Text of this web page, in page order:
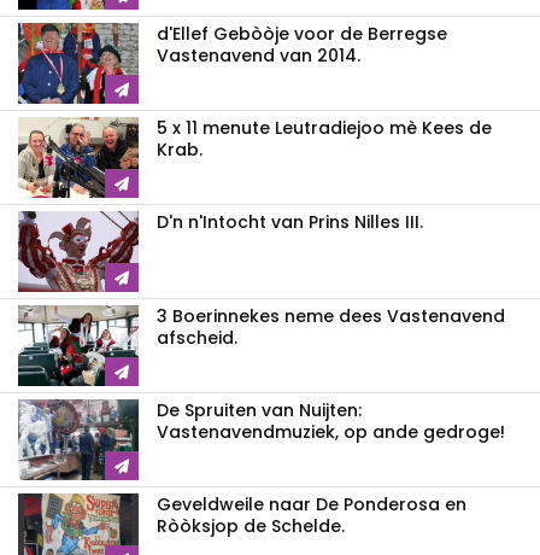
d'Ellef Gebòòje voor de Berregse
Vastenavend van 2014.
5 x 11 menute Leutradiejoo mè Kees de
Krab.
D'n n'Intocht van Prins Nilles III.
3 Boerinnekes neme dees Vastenavend
afscheid.
De Spruiten van Nuijten:
Vastenavendmuziek, op ande gedroge!
Geveldweile naar De Ponderosa en
Ròòksjop de Schelde.